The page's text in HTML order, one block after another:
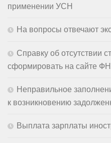
применении УСН
На вопросы отвечают
Справку об отсутствии
сформировать на сайте
Неправильное
к возникновению
Выплата зарплаты